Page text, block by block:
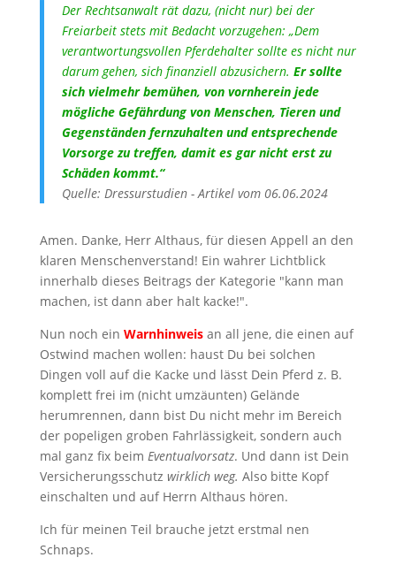
Der Rechtsanwalt rät dazu, (nicht nur) bei der
Freiarbeit stets mit Bedacht vorzugehen: „Dem
verantwortungsvollen Pferdehalter sollte es nicht nur
darum gehen, sich finanziell abzusichern. Er sollte
sich vielmehr bemühen, von vornherein jede
mögliche Gefährdung von Menschen, Tieren und
Gegenständen fernzuhalten und entsprechende
Vorsorge zu treffen, damit es gar nicht erst zu
Schäden kommt.“
Quelle: Dressurstudien - Artikel vom 06.06.2024
Amen. Danke, Herr Althaus, für diesen Appell an den
klaren Menschenverstand! Ein wahrer Lichtblick
innerhalb dieses Beitrags der Kategorie "kann man
machen, ist dann aber halt kacke!".
Nun noch ein Warnhinweisan all jene, die einen auf
Ostwind machen wollen: haust Du bei solchen
Dingen voll auf die Kacke und lässt Dein Pferd z. B.
komplett frei im (nicht umzäunten) Gelände
herumrennen, dann bist Du nicht mehr im Bereich
der popeligen groben Fahrlässigkeit, sondern auch
mal ganz fix beim Eventualvorsatz. Und dann ist Dein
Versicherungsschutz wirklich weg. Also bitte Kopf
einschalten und auf Herrn Althaus hören.
Ich für meinen Teil brauche jetzt erstmal nen
Schnaps.